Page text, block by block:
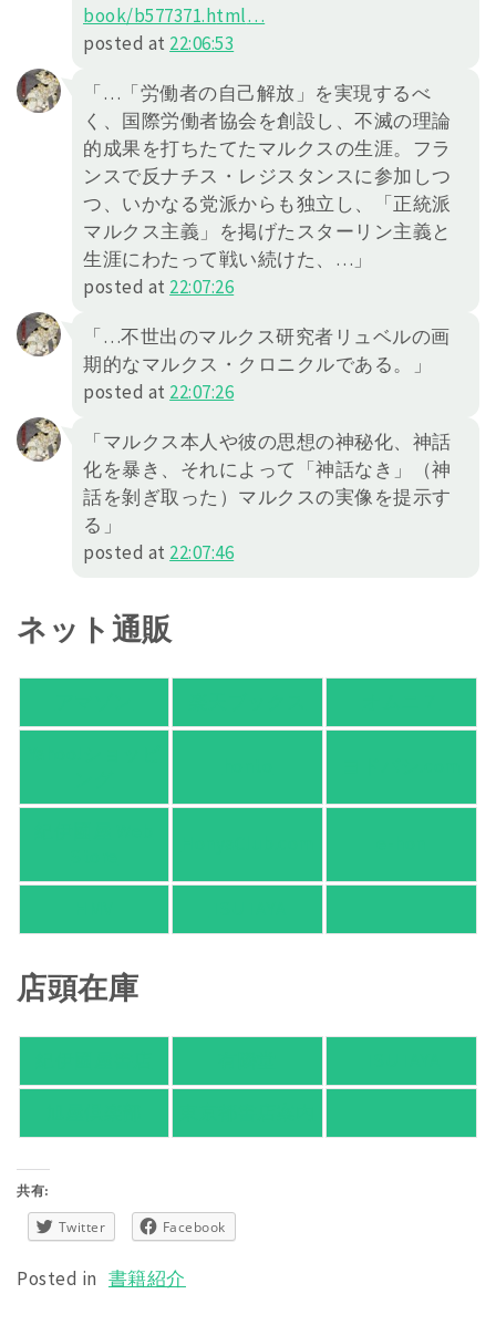
book/b577371.html…
posted at 22:06:53
「…「労働者の自己解放」を実現するべ
く、国際労働者協会を創設し、不滅の理論
的成果を打ちたてたマルクスの生涯。フラ
ンスで反ナチス・レジスタンスに参加しつ
つ、いかなる党派からも独立し、「正統派
マルクス主義」を掲げたスターリン主義と
生涯にわたって戦い続けた、…」
posted at 22:07:26
「…不世出のマルクス研究者リュベルの画
期的なマルクス・クロニクルである。」
posted at 22:07:26
「マルクス本人や彼の思想の神秘化、神話
化を暴き、それによって「神話なき」（神
話を剝ぎ取った）マルクスの実像を提示す
る」
posted at 22:07:46
ネット通販
店頭在庫
共有:
Twitter Facebook
Posted in 書籍紹介